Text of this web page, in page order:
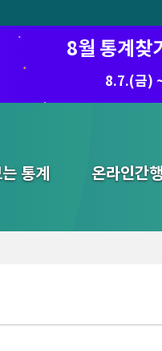
8월 통계찾
8.7.(금)
통계 온라인간